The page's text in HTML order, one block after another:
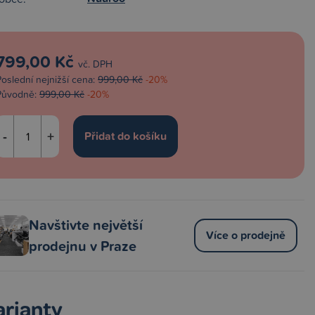
Kč vč. DPH
nejnižší cena: 999,00 Kč -20%
999,00 Kč -20%
- +
Navštivte největší
prodejnu v Praze
Více o prodejně